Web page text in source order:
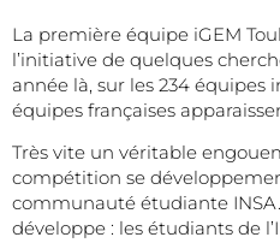
La première équipe iGEM
l’initiative de quelques
année là, sur les 234
équipes françaises
Très vite un véritable
compétition se
communauté étudiante
développe : les étudiants de